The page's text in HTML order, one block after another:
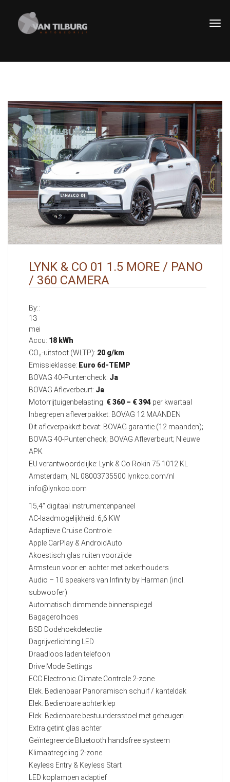
LYNK & CO 01 1.5 MORE / PANO
/ 360 CAMERA
By::
13
mei
Accu: 18 kWh
CO₂-uitstoot (WLTP): 20 g/km
Emissieklasse: Euro 6d-TEMP
BOVAG 40-Puntencheck: Ja
BOVAG Afleverbeurt: Ja
Motorrijtuigenbelasting: € 360 – € 394 per kwartaal
Inbegrepen afleverpakket: BOVAG 12 MAANDEN
Dit afleverpakket bevat: BOVAG garantie (12 maanden);
BOVAG 40-Puntencheck; BOVAG Afleverbeurt; Nieuwe
APK
EU verantwoordelijke: Lynk & Co Rokin 75 1012 KL
Amsterdam, NL 08003735500 lynkco.com/nl
info@lynkco.com
15,4" digitaal instrumentenpaneel
AC-laadmogelijkheid: 6,6 KW
Adaptieve Cruise Controle
Apple CarPlay & AndroidAuto
Akoestisch glas ruiten voorzijde
Armsteun voor en achter met bekerhouders
Audio – 10 speakers van Infinity by Harman (incl.
subwoofer)
Automatisch dimmende binnenspiegel
Bagagerolhoes
BSD Dodehoekdetectie
Dagrijverlichting LED
Draadloos laden telefoon
Drive Mode Settings
ECC Electronic Climate Controle 2-zone
Elek. Bedienbaar Panoramisch schuif / kanteldak
Elek. Bedienbare achterklep
Elek. Bedienbare bestuurdersstoel met geheugen
Extra getint glas achter
Geïntegreerde Bluetooth handsfree systeem
Klimaatregeling 2-zone
Keyless Entry & Keyless Start
LED koplampen adaptief